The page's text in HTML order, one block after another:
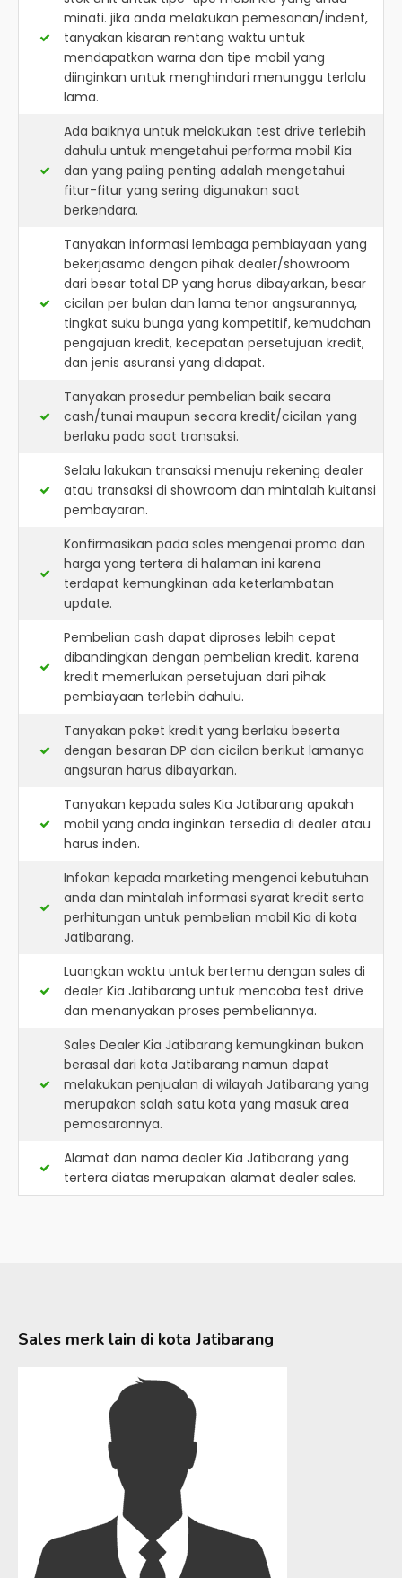
minati. jika anda melakukan pemesanan/indent,
tanyakan kisaran rentang waktu untuk
mendapatkan warna dan tipe mobil yang
diinginkan untuk menghindari menunggu terlalu
lama.
Ada baiknya untuk melakukan test drive terlebih
dahulu untuk mengetahui performa mobil Kia
dan yang paling penting adalah mengetahui
fitur-fitur yang sering digunakan saat
berkendara.
Tanyakan informasi lembaga pembiayaan yang
bekerjasama dengan pihak dealer/showroom
dari besar total DP yang harus dibayarkan, besar
cicilan per bulan dan lama tenor angsurannya,
tingkat suku bunga yang kompetitif, kemudahan
pengajuan kredit, kecepatan persetujuan kredit,
dan jenis asuransi yang didapat.
Tanyakan prosedur pembelian baik secara
cash/tunai maupun secara kredit/cicilan yang
berlaku pada saat transaksi.
Selalu lakukan transaksi menuju rekening dealer
atau transaksi di showroom dan mintalah kuitansi
pembayaran.
Konfirmasikan pada sales mengenai promo dan
harga yang tertera di halaman ini karena
terdapat kemungkinan ada keterlambatan
update.
Pembelian cash dapat diproses lebih cepat
dibandingkan dengan pembelian kredit, karena
kredit memerlukan persetujuan dari pihak
pembiayaan terlebih dahulu.
Tanyakan paket kredit yang berlaku beserta
dengan besaran DP dan cicilan berikut lamanya
angsuran harus dibayarkan.
Tanyakan kepada sales Kia Jatibarang apakah
mobil yang anda inginkan tersedia di dealer atau
harus inden.
Infokan kepada marketing mengenai kebutuhan
anda dan mintalah informasi syarat kredit serta
perhitungan untuk pembelian mobil Kia di kota
Jatibarang.
Luangkan waktu untuk bertemu dengan sales di
dealer Kia Jatibarang untuk mencoba test drive
dan menanyakan proses pembeliannya.
Sales Dealer Kia Jatibarang kemungkinan bukan
berasal dari kota Jatibarang namun dapat
melakukan penjualan di wilayah Jatibarang yang
merupakan salah satu kota yang masuk area
pemasarannya.
Alamat dan nama dealer Kia Jatibarang yang
tertera diatas merupakan alamat dealer sales.
Sales merk lain di kota Jatibarang